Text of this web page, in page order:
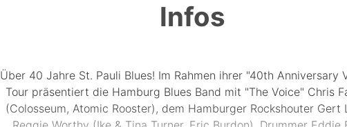
Infos
Über 40 Jahre St. Pauli Blues! Im Rahmen ihrer "40th Anniversary
Tour präsentiert die Hamburg Blues Band mit "The Voice" Chris
(Colosseum, Atomic Rooster), dem Hamburger Rockshouter Gert